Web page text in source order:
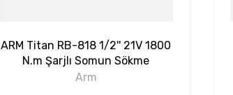
ARM Titan RB-818 1/2'' 21V 1800
N.m Şarjlı Somun Sökme
Arm